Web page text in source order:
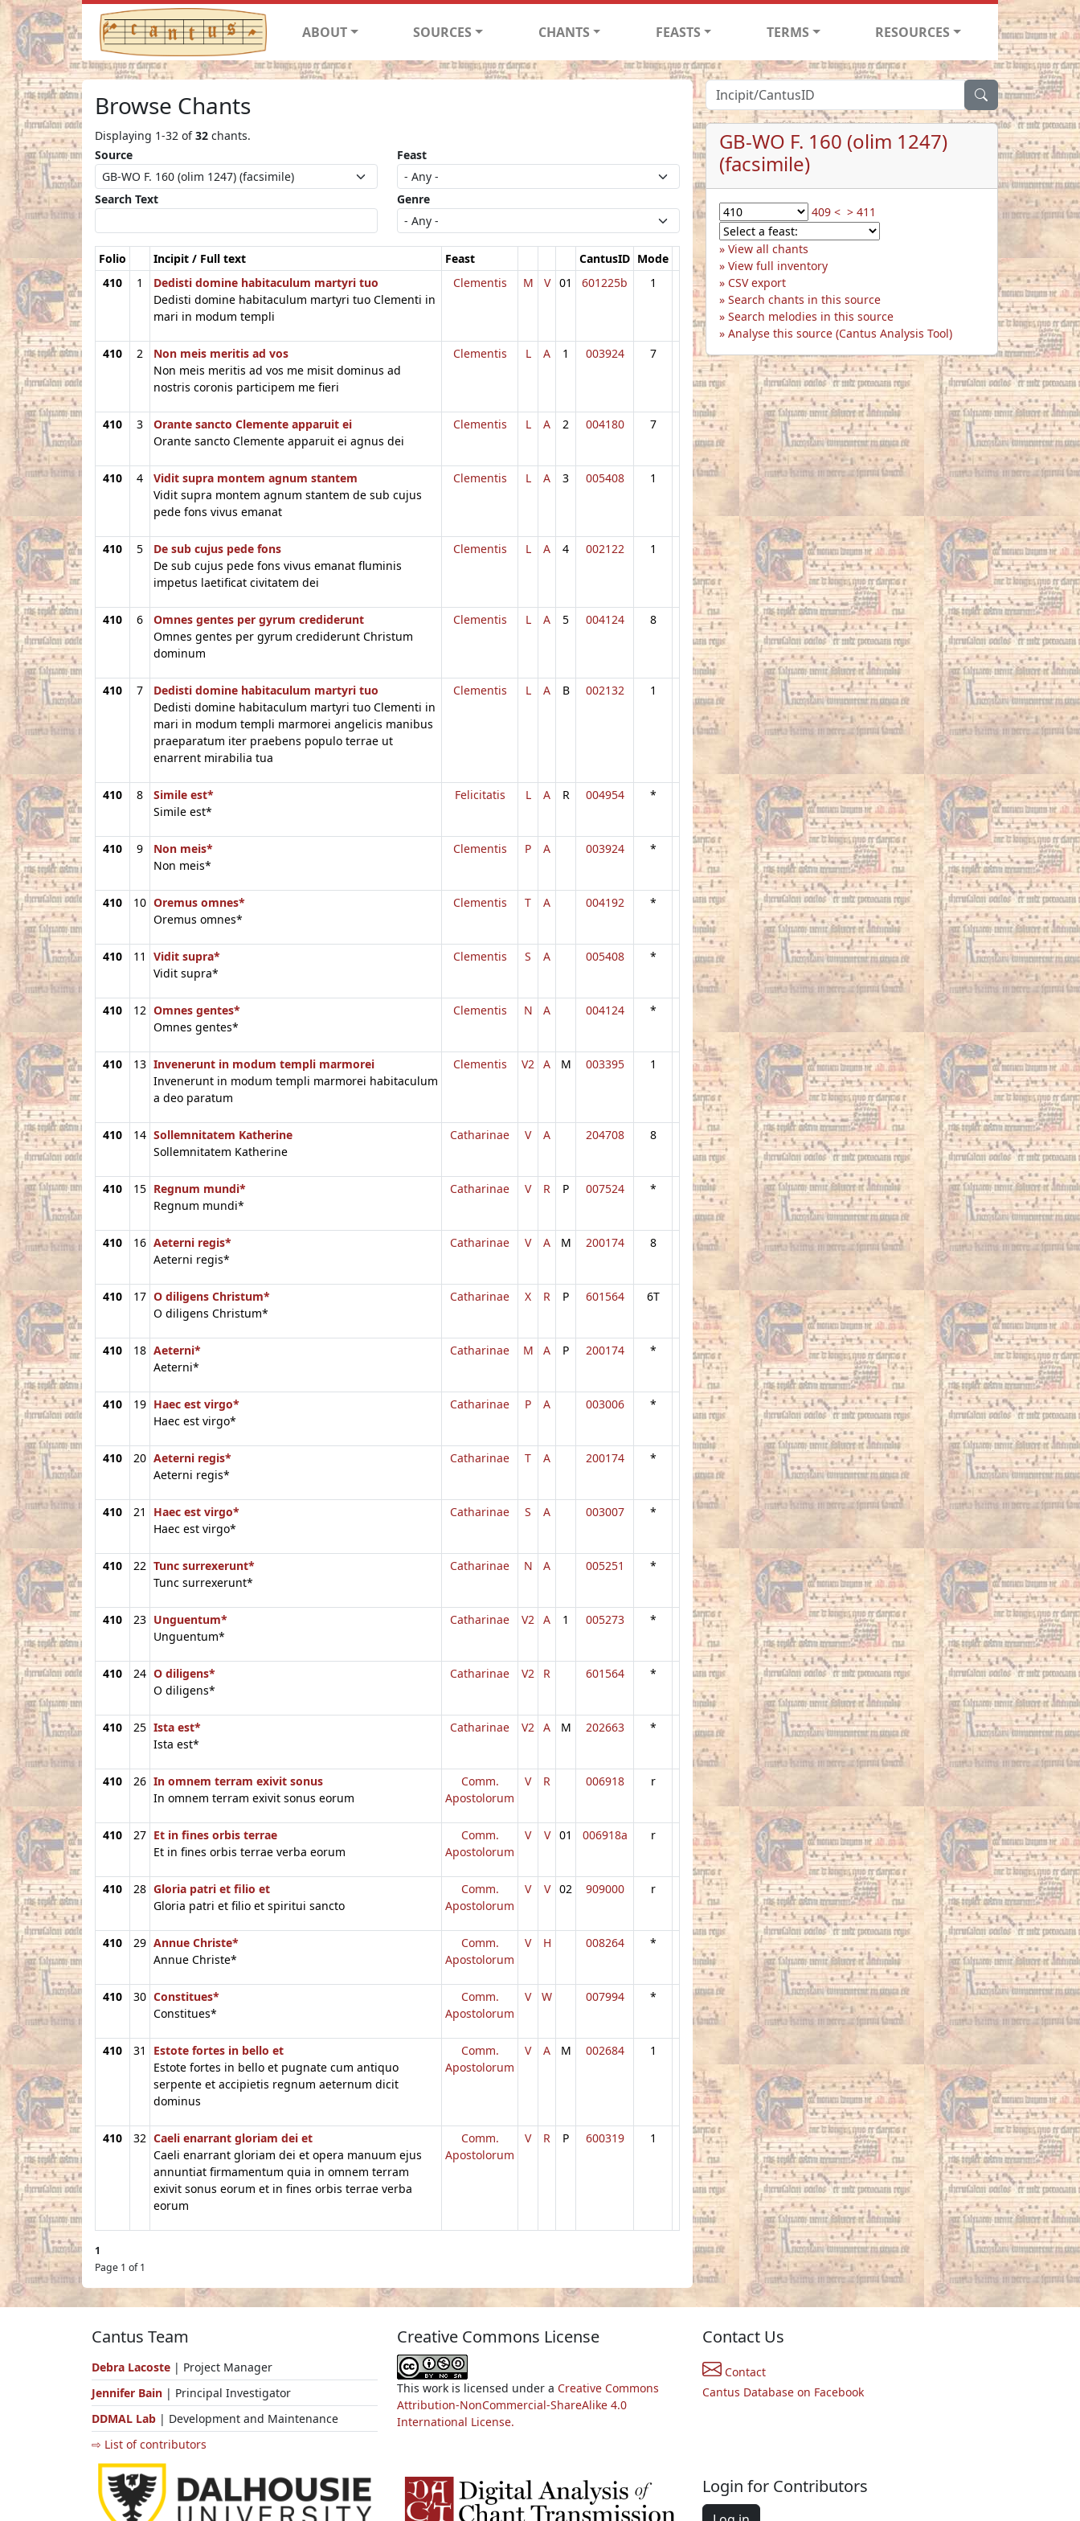
ABOUT SOURCES CHANTS FEASTS TERMS RESOURCES
Browse Chants
Displaying 1-32 of32 chants.
Source
Feast
Search Text Genre
Folio Incipit / Full text Feast CantusID Mode
410
1
Dedisti domine habitaculum martyri tuo
Dedisti domine habitaculum martyri tuo Clementi in
mari in modum templi
Clementis M V 01 601225b 1
410 2
Non meis meritis ad vos
Non meis meritis ad vos me misit dominus ad
nostris coronis participem me fieri
Clementis L A 1 003924 7
410 3
Orante sancto Clemente apparuit ei
Orante sancto Clemente apparuit ei agnus dei
Clementis L A 2 004180 7
410 4
Vidit supra montem agnum stantem
Vidit supra montem agnum stantem de sub cujus
pede fons vivus emanat
Clementis L A 3 005408 1
410 5
De sub cujus pede fons
De sub cujus pede fons vivus emanat fluminis
impetus laetificat civitatem dei
Clementis L A 4 002122 1
410 6
Omnes gentes per gyrum crediderunt
Omnes gentes per gyrum crediderunt Christum
dominum
Clementis L A 5 004124 8
410 7
Dedisti domine habitaculum martyri tuo
Dedisti domine habitaculum martyri tuo Clementi in
mari in modum templi marmorei angelicis manibus
praeparatum iter praebens populo terrae ut
enarrent mirabilia tua
Clementis L A B 002132 1
410 8
Simile est*
Simile est*
Felicitatis L A R 004954 *
410 9
Non meis*
Non meis*
Clementis P A 003924 *
410 10 Oremus omnes*
Oremus omnes*
Clementis T A 004192 *
410 11
Vidit supra*
Vidit supra*
Clementis S A 005408 *
410 12 Omnes gentes*
Omnes gentes*
Clementis N A 004124 *
410 13 Invenerunt in modum templi marmorei
Invenerunt in modum templi marmorei habitaculum
a deo paratum
Clementis V2 A M 003395 1
410 14 Sollemnitatem Katherine
Sollemnitatem Katherine
Catharinae V A 204708 8
410 15 Regnum mundi*
Regnum mundi*
Catharinae V R P 007524 *
410 16 Aeterni regis*
Aeterni regis*
Catharinae V A M 200174 8
410 17 O diligens Christum*
O diligens Christum*
Catharinae X R P 601564 6T
410 18 Aeterni*
Aeterni*
Catharinae M A P 200174 *
410 19 Haec est virgo*
Haec est virgo*
Catharinae P A 003006 *
410 20 Aeterni regis*
Aeterni regis*
Catharinae T A 200174 *
410 21
Haec est virgo*
Haec est virgo*
Catharinae S A 003007 *
410 22 Tunc surrexerunt*
Tunc surrexerunt*
Catharinae N A 005251 *
410 23 Unguentum*
Unguentum*
Catharinae V2 A 1 005273 *
410 24 O diligens*
O diligens*
Catharinae V2 R 601564 *
410 25 Ista est*
Ista est*
Catharinae V2 A M 202663 *
410 26 In omnem terram exivit sonus
In omnem terram exivit sonus eorum
Comm.
Apostolorum
V R 006918 r
410 27 Et in fines orbis terrae
Et in fines orbis terrae verba eorum
Comm.
Apostolorum
V V 01 006918a r
410 28 Gloria patri et filio et
Gloria patri et filio et spiritui sancto
Comm.
Apostolorum
V V 02 909000 r
410 29 Annue Christe*
Annue Christe*
Comm.
Apostolorum
V H 008264 *
410 30 Constitues*
Constitues*
Comm.
Apostolorum
V W 007994 *
410 31
Estote fortes in bello et
Estote fortes in bello et pugnate cum antiquo
serpente et accipietis regnum aeternum dicit
dominus
Comm.
Apostolorum
V A M 002684 1
410 32 Caeli enarrant gloriam dei et
Caeli enarrant gloriam dei et opera manuum ejus
annuntiat firmamentum quia in omnem terram
exivit sonus eorum et in fines orbis terrae verba
eorum
Comm.
Apostolorum
V R P 600319 1
1
Page 1 of 1
GB-WO F. 160 (olim 1247)
(facsimile)
409 < > 411
View all chants
View full inventory
CSV export
Search chants in this source
Search melodies in this source
Analyse this source (Cantus Analysis Tool)
Cantus Team
Debra Lacoste | Project Manager
Jennifer Bain | Principal Investigator
DDMAL Lab | Development and Maintenance
⇨ List of contributors
Creative Commons License
This work is licensed under a Creative Commons
Attribution-NonCommercial-ShareAlike 4.0
International License.
Contact Us
Contact
Cantus Database on Facebook
Login for Contributors